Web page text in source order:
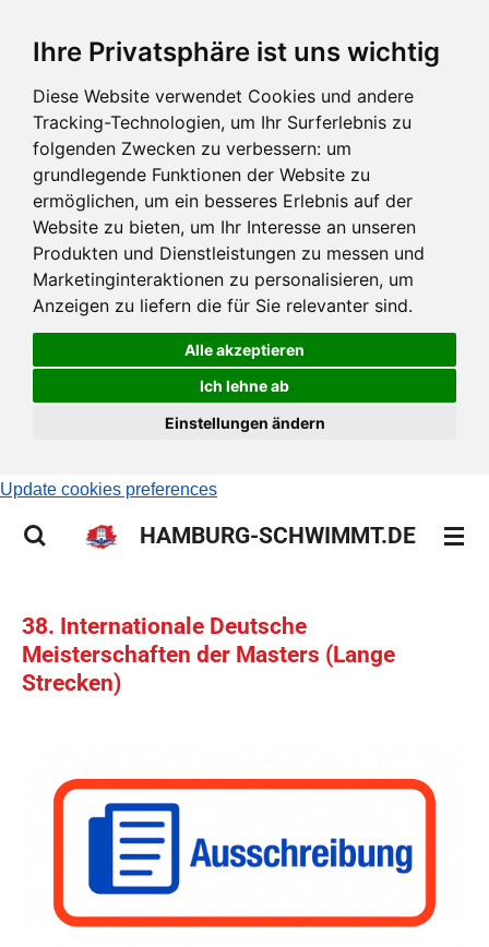
Ihre Privatsphäre ist uns wichtig
Diese Website verwendet Cookies und andere
Tracking-Technologien, um Ihr Surferlebnis zu
folgenden Zwecken zu verbessern: um
grundlegende Funktionen der Website zu
ermöglichen, um ein besseres Erlebnis auf der
Website zu bieten, um Ihr Interesse an unseren
Produkten und Dienstleistungen zu messen und
Marketinginteraktionen zu personalisieren, um
Anzeigen zu liefern die für Sie relevanter sind.
Alle akzeptieren
Ich lehne ab
Einstellungen ändern
Update cookies preferences
Hauptinhalt
HAMBURG-SCHWIMMT.DE
38. Internationale Deutsche
Meisterschaften der Masters (Lange
Strecken)